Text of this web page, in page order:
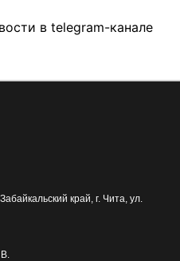
в telegram-канале
Забайкальский край, г. Чита ул.